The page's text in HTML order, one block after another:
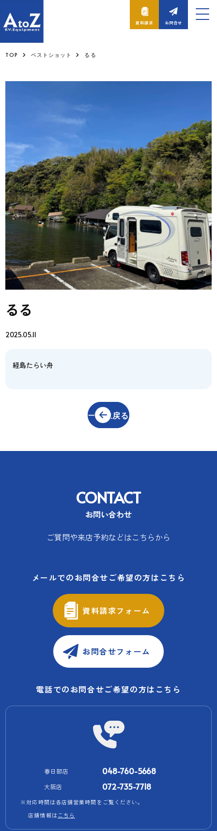
資料請求 お問合せ
TOP ベストショット るる
るる
2025.05.11
経島たらい舟
一覧に戻る
CONTACT
お問い合わせ
ご質問や来店予約などはこちらから
メールでのお問合せご希望の方はこちら
資料請求フォーム
お問合せフォーム
電話でのお問合せご希望の方はこちら
春日部店 048-760-5668
大阪店 072-735-7718
※対応時間は各店舗営業時間をご覧ください。
店舗情報はこちら